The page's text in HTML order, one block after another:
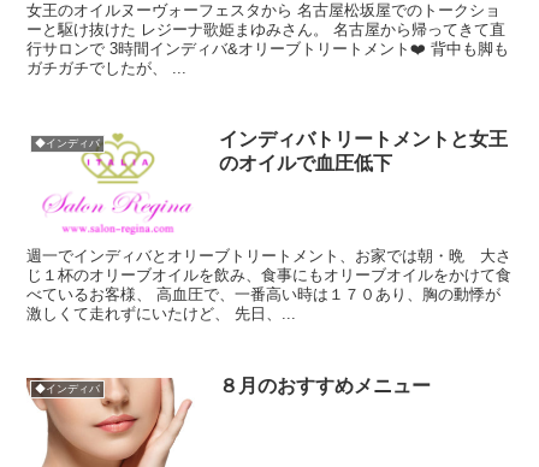
女王のオイルヌーヴォーフェスタから 名古屋松坂屋でのトークショ
ーと駆け抜けた レジーナ歌姫まゆみさん。 名古屋から帰ってきて直
行サロンで 3時間インディバ&オリーブトリートメント❤️ 背中も脚も
ガチガチでしたが、 ...
◆インディバ
インディバトリートメントと女王
のオイルで血圧低下
週一でインディバとオリーブトリートメント、お家では朝・晩 大さ
じ１杯のオリーブオイルを飲み、食事にもオリーブオイルをかけて食
べているお客様、 高血圧で、一番高い時は１７０あり、胸の動悸が
激しくて走れずにいたけど、 先日、...
◆インディバ ８月のおすすめメニュー